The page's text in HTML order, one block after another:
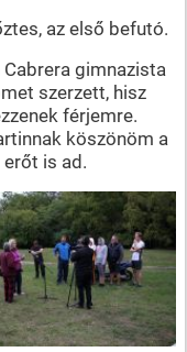
az első befutó.
gimnazista
szerzett, hisz
férjemre.
köszönöm a
is ad.